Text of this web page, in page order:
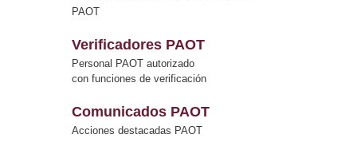
PAOT
Verificadores PAOT
Personal PAOT autorizado
con funciones de verificación
Comunicados PAOT
Acciones destacadas PAOT